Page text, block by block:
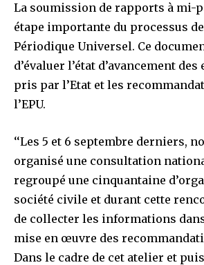
La soumission de rapports à mi-
étape importante du processus
Périodique Universel. Ce
d’évaluer l’état d’avancement
pris par l’Etat et les
l’EPU.
‘‘Les 5 et 6 septembre derniers,
organisé une consultation
regroupé une cinquantaine
société civile et durant cette
de collecter les informations
mise en œuvre des
Dans le cadre de cet atelier et